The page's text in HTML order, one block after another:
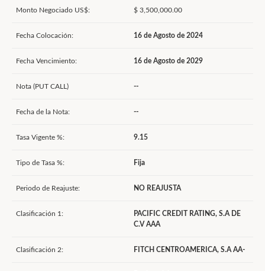
Monto Negociado US$: $ 3,500,000.00
Fecha Colocación: 16 de Agosto de 2024
Fecha Vencimiento: 16 de Agosto de 2029
Nota (PUT CALL) --
Fecha de la Nota: --
Tasa Vigente %: 9.15
Tipo de Tasa %: Fija
Periodo de Reajuste: NO REAJUSTA
Clasificación 1:
PACIFIC CREDIT RATING, S.A DE
C.V AAA
Clasificación 2: FITCH CENTROAMERICA, S.A AA-